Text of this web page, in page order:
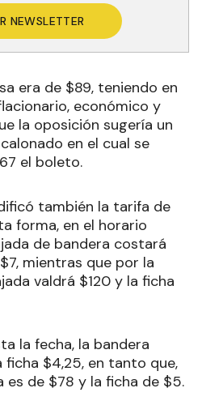
NEWSLETTER
era de $89, teniendo en
económico y
la oposición sugería un
en el cual se
el boleto.
también la tarifa de
forma, en el horario
de bandera costará
mientras que por la
valdrá $120 y la ficha
la fecha, la bandera
$4,25, en tanto que,
es de $78 y la ficha de $5.